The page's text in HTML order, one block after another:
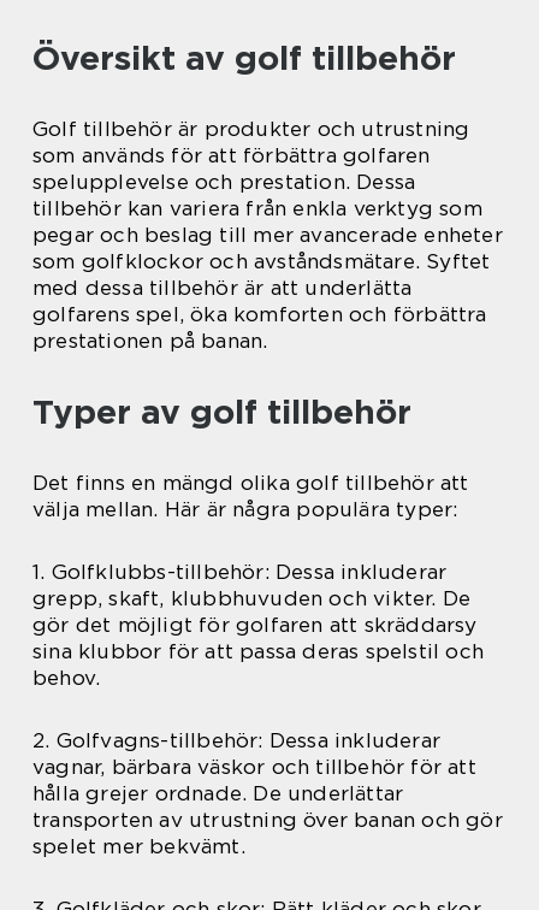
Översikt av golf tillbehör
Golf tillbehör är produkter och utrustning
som används för att förbättra golfaren
spelupplevelse och prestation. Dessa
tillbehör kan variera från enkla verktyg som
pegar och beslag till mer avancerade enheter
som golfklockor och avståndsmätare. Syftet
med dessa tillbehör är att underlätta
golfarens spel, öka komforten och förbättra
prestationen på banan.
Typer av golf tillbehör
Det finns en mängd olika golf tillbehör att
välja mellan. Här är några populära typer:
1. Golfklubbs-tillbehör: Dessa inkluderar
grepp, skaft, klubbhuvuden och vikter. De
gör det möjligt för golfaren att skräddarsy
sina klubbor för att passa deras spelstil och
behov.
2. Golfvagns-tillbehör: Dessa inkluderar
vagnar, bärbara väskor och tillbehör för att
hålla grejer ordnade. De underlättar
transporten av utrustning över banan och gör
spelet mer bekvämt.